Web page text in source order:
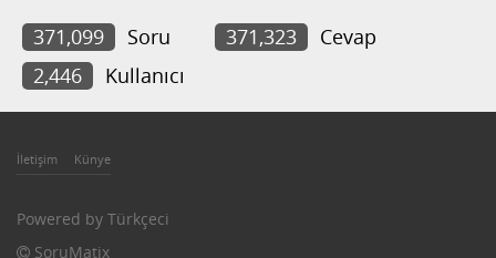
371,099 Soru 371,323
Cevap
2,446
Kullanıcı
İletişim Künye
Powered by Türkçeci
SoruMatix